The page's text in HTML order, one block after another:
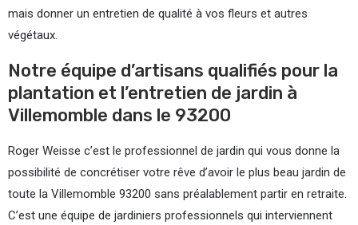
mais donner un entretien de qualité à vos fleurs et autres
végétaux.
Notre équipe d’artisans qualifiés pour la
plantation et l’entretien de jardin à
Villemomble dans le 93200
Roger Weisse c’est le professionnel de jardin qui vous donne la
possibilité de concrétiser votre rêve d’avoir le plus beau jardin de
toute la Villemomble 93200 sans préalablement partir en retraite.
C’est une équipe de jardiniers professionnels qui interviennent